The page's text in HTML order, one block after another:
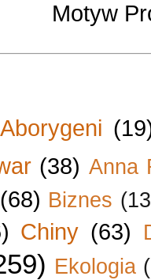
Motyw
Aborygeni
(38) Anna
(68) Biznes
Chiny (63)
Ekologia